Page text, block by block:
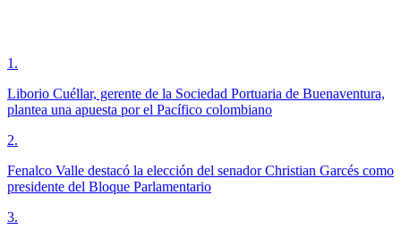
1 .
Liborio Cuéllar, gerente de la Sociedad Portuaria de Buenaventura,
plantea una apuesta por el Pacífico colombiano
2.
Fenalco Valle destacó la elección del senador Christian Garcés como
presidente del Bloque Parlamentario
3.